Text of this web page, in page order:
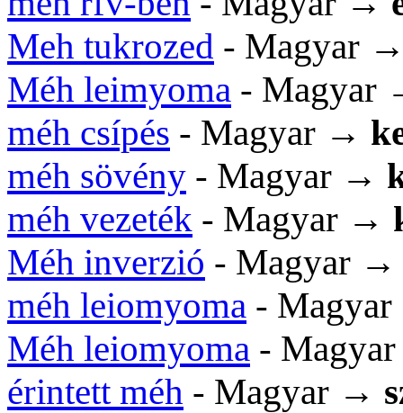
Meh tukrozed - Magyar
Méh leimyoma -
méh csípés - Magyar →
méh sövény - Magyar →
méh vezeték - Magyar →
Méh inverzió - Magyar
méh leiomyoma -
Méh leiomyoma -
érintett méh - Magyar →